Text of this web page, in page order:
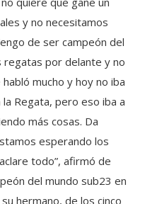
y no necesitamos
de ser campeón del
regatas por delante y no
mucho y hoy no iba
Regata, pero eso iba a
más cosas. Da
esperando los
todo”, afirmó de
del mundo sub23 en
hermano, de los cinco